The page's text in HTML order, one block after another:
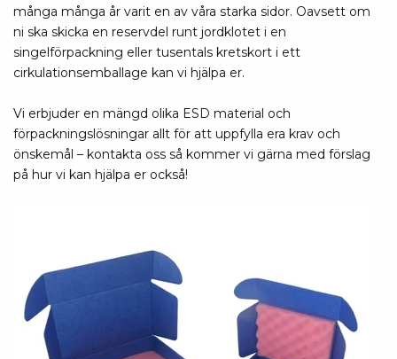
många många år varit en av våra starka sidor. Oavsett om
ni ska skicka en reservdel runt jordklotet i en
singelförpackning eller tusentals kretskort i ett
cirkulationsemballage kan vi hjälpa er.
Vi erbjuder en mängd olika ESD material och
förpackningslösningar allt för att uppfylla era krav och
önskemål – kontakta oss så kommer vi gärna med förslag
på hur vi kan hjälpa er också!